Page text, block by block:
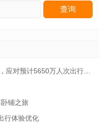
应对预计5650万人次出行高峰
铺之旅
行体验优化